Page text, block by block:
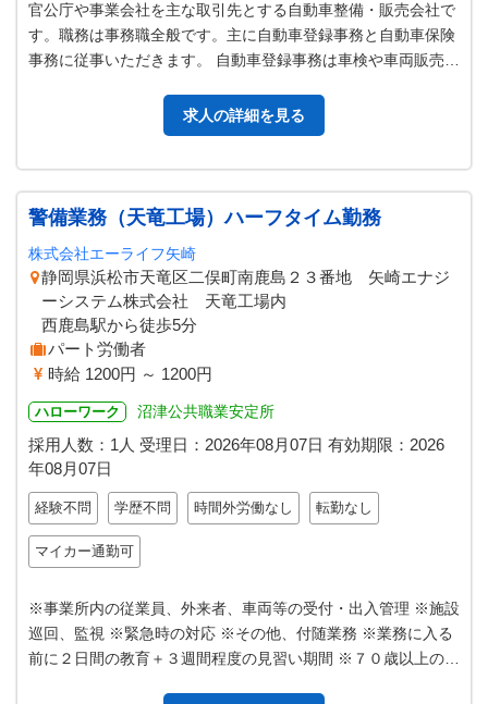
官公庁や事業会社を主な取引先とする自動車整備・販売会社で
す。職務は事務職全般です。主に自動車登録事務と自動車保険
事務に従事いただきます。 自動車登録事務は車検や車両販売等
求人の詳細を見る
警備業務（天竜工場）ハーフタイム勤務
株式会社エーライフ矢崎
静岡県浜松市天竜区二俣町南鹿島２３番地 矢崎エナジ
ーシステム株式会社 天竜工場内
西鹿島駅から徒歩5分
パート労働者
時給 1200円 ～ 1200円
ハローワーク 沼津公共職業安定所
採用人数：1人 受理日： 2026年08月07日 有効期限： 2026
年08月07日
経験不問 学歴不問 時間外労働なし 転勤なし
マイカー通勤可
※事業所内の従業員、外来者、車両等の受付・出入管理 ※施設
巡回、監視 ※緊急時の対応 ※その他、付随業務 ※業務に入る
前に２日間の教育＋３週間程度の見習い期間 ※７０歳以上の方